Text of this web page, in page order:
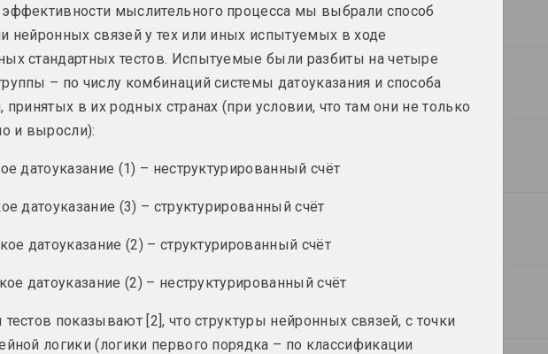
2024, роспись
Алексей Лунёв
Автопортрет
Руфина Базлова
Алесь Пушкин
(вышивка)
Алтарь
Без названия
2023, живопись
Без названия
Таша Кацуба
2023, перформанс
Екатерина Гейдука
2023, скульптура
землёй зарыто
мыслительного процесса мы выбрали способ
нейронных связей у тех или иных испытуемых в ходе
стандартных тестов. Испытуемые были разбиты на четыре
– по числу комбинаций системы датоуказания и способа
принятых в их родных странах (при условии, что там они не только
и выросли):
датоуказание (1) – неструктурированный счёт
датоуказание (3) – структурированный счёт
датоуказание (2) – структурированный счёт
датоуказание (2) – неструктурированный счёт
тестов показывают [2], что структуры нейронных связей, с точки
логики (логики первого порядка – по классификации